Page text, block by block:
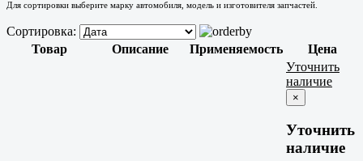
Для сортировки выберите марку автомобиля, модель и изготовителя запчастей.
Сортировка:
Товар
Описание Применяемость Цена
Уточнить
наличие
×
Уточнить
наличие